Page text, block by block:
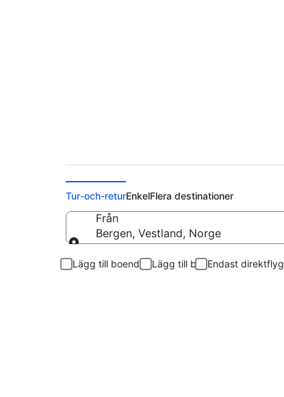
Tur-och-returEnkelFlera destinationer
Från
Bergen, Vestland, Norge
Lägg till boende Lägg till bil Endast direktflyg